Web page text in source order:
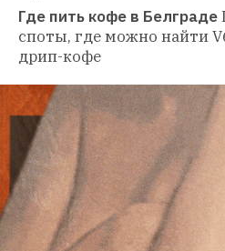
Где пить кофе в Белграде
споты, где можно найти
дрип-кофе